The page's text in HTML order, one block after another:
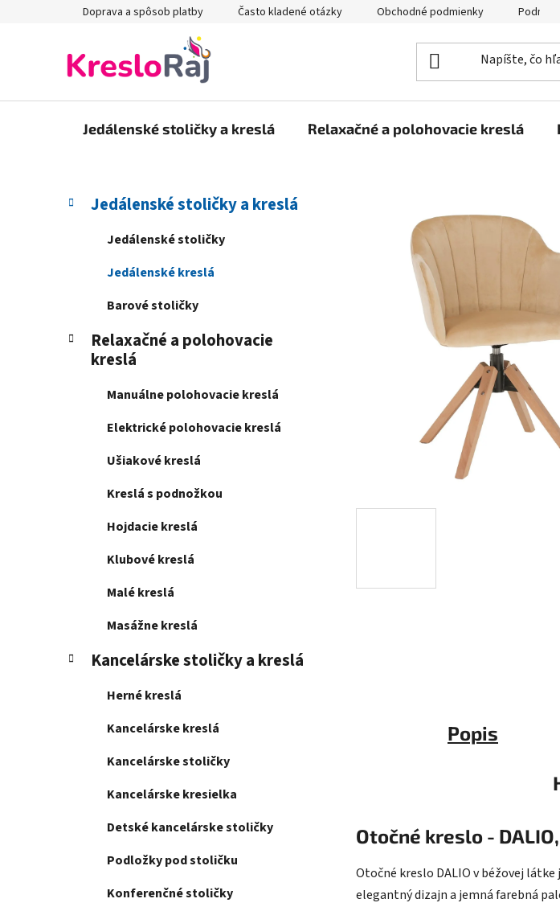
Doprava a spôsob platby Často kladené otázky Obchodné podmienky
Jedálenské stoličky a kreslá Relaxačné a polohovacie kreslá
B
n
Preskočiť
kategórie
K
a
e
Jedálenské stoličky a kreslá
Jedálenské stoličky
Jedálenské kreslá
Barové stoličky
Relaxačné a polohovacie
kreslá
Manuálne polohovacie kreslá
Elektrické polohovacie kreslá
Ušiakové kreslá
Kreslá s podnožkou
Hojdacie kreslá
Klubové kreslá
Malé kreslá
Masážne kreslá
Kancelárske stoličky a kreslá
Herné kreslá
Kancelárske kreslá
Kancelárske stoličky
Kancelárske kresielka
Detské kancelárske stoličky
Podložky pod stoličku
Konferenčné stoličky
Popis
Otočné kreslo -
Otočné kreslo DALIO v béžovej
elegantný dizajn a jemná farebná